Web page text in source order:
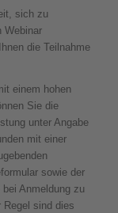
sich zu
Webinar
die Teilnahme
einem hohen
Sie die
unter Angabe
mit einer
sowie der
Anmeldung zu
Regel sind dies